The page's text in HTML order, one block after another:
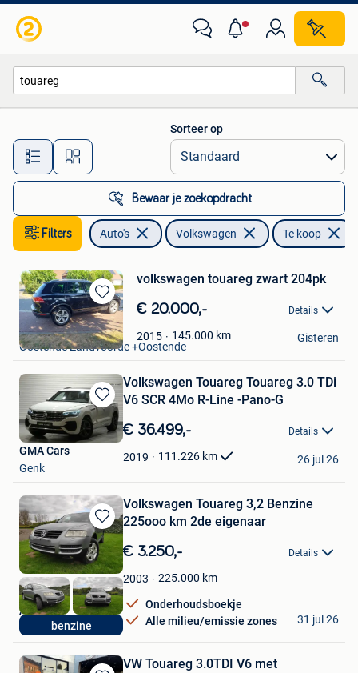
Alle afstanden…
Sorteer op
Bewaar je zoekopdracht
Filters Auto's Volkswagen Te koop
Bewaren
in
Mijn
Favorieten
volkswagen touareg zwart 204pk
€ 20.000,- Details
2015 145.000 km
Lj
Oostende Zandvoorde +Oostende
Gisteren
Bewaren
in
Mijn
Favorieten
Volkswagen Touareg Touareg 3.0 TDi
V6 SCR 4Mo R-Line -Pano-G
€ 36.499,- Details
2019 111.226 km
GMA Cars
Genk
26 jul 26
Bewaren
in
Mijn
Favorieten
benzine
Volkswagen Touareg 3,2 Benzine
225ooo km 2de eigenaar
€ 3.250,- Details
2003 225.000 km
Onderhoudsboekje
Alle milieu/emissie zones
Aʙ-Gᴇᴇʟ
Olen
31 jul 26
VW Touareg 3.0TDI V6 met